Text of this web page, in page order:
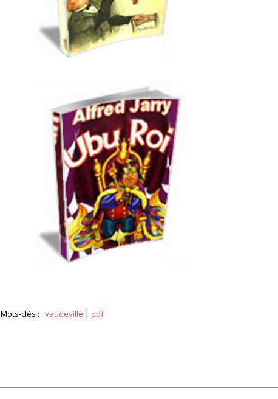
Mots-clés : vaudeville | pdf